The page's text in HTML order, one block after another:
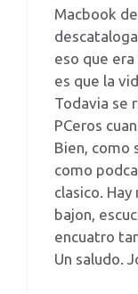
Macbook
eso que
es que la
Todavia se
PCeros
Bien, como
como
clasico.
bajon,
encuatro
Un saludo.